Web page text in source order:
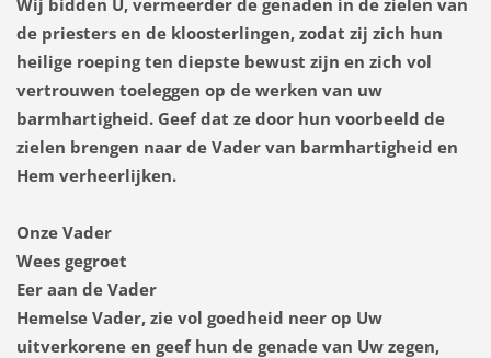
de priesters en de kloosterlingen, zodat zij zich hun
heilige roeping ten diepste bewust zijn en zich vol
vertrouwen toeleggen op de werken van uw
barmhartigheid. Geef dat ze door hun voorbeeld de
zielen brengen naar de Vader van barmhartigheid en
Hem verheerlijken.
Onze Vader
Wees gegroet
Eer aan de Vader
Hemelse Vader, zie vol goedheid neer op Uw
uitverkorene en geef hun de genade van Uw zegen,